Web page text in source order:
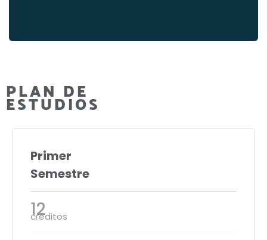
PLAN DE
ESTUDIOS
Primer
Semestre
12
créditos